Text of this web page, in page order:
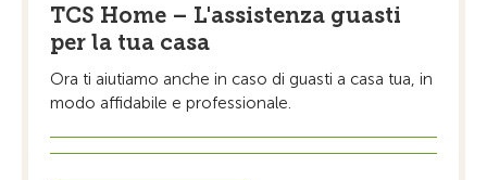
TCS Home – L'assistenza guasti
per la tua casa
Ora ti aiutiamo anche in caso di guasti a casa tua, in
modo affidabile e professionale.